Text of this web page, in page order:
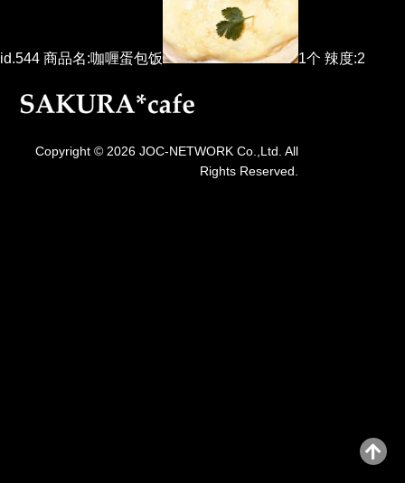
id.544 商品名:咖喱蛋包饭 1个 辣度:2
Copyright © 2026 JOC-NETWORK Co.,Ltd. All
Rights Reserved.